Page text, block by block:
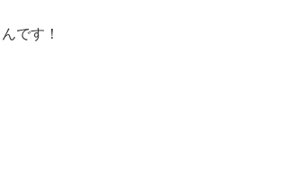
んです！